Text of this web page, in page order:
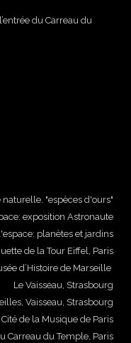
du Carreau du
"espèces d'ours"
exposition Astronaute
planètes et jardins
de la Tour Eiffel, Paris
d’Histoire de Marseille
Le Vaisseau, Strasbourg
Vaisseau, Strasbourg
Cité de la Musique de Paris
Carreau du Temple, Paris